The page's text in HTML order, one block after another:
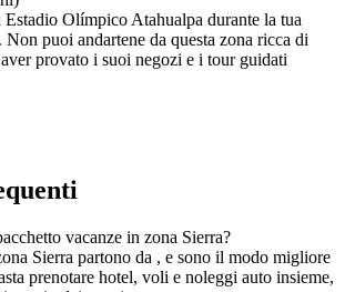
Estadio Olímpico Atahualpa durante la tua
Non puoi andartene da questa zona ricca di
provato i suoi negozi e i tour guidati
vacanze in zona Sierra?
Sierra partono da , e sono il modo migliore
prenotare hotel, voli e noleggi auto insieme,